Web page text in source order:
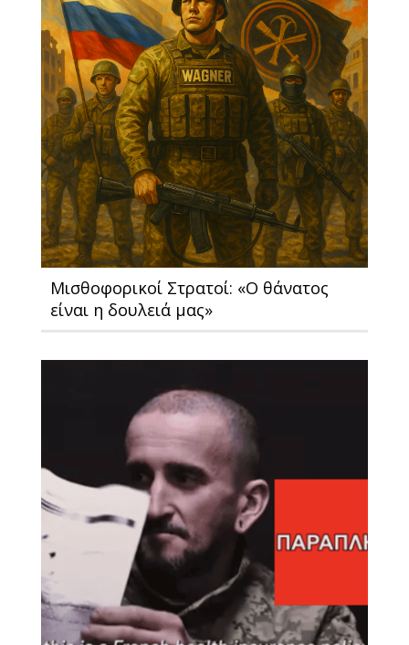
Μισθοφορικοί Στρατοί: «O θάνατος
είναι η δουλειά μας»